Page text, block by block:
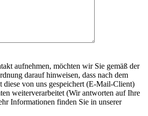
aufnehmen, möchten wir Sie gemäß der
darauf hinweisen, dass nach dem
diese von uns gespeichert (E-Mail-Client)
weiterverarbeitet (Wir antworten auf Ihre
Informationen finden Sie in unserer